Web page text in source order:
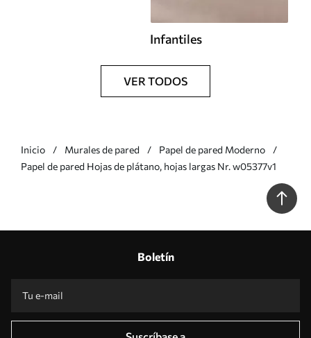
Infantiles
VER TODOS
Inicio Murales de pared
Papel de pared Moderno
Papel de pared Hojas de plátano, hojas largas Nr. w05377v1
Boletín